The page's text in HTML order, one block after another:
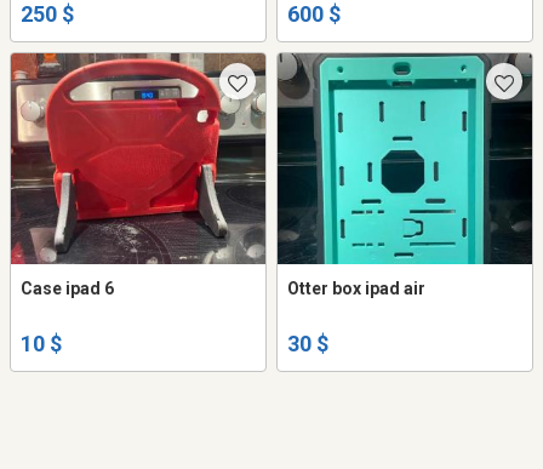
250 $ 600 $
Case ipad 6
10 $
Otter box ipad air
30 $